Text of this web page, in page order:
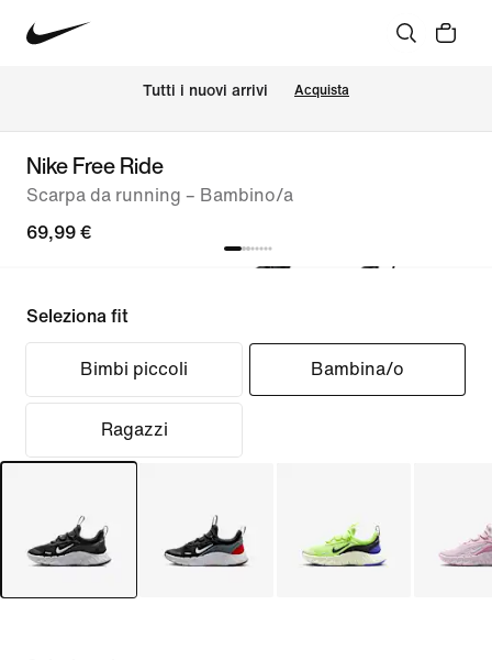
Tutti i nuovi arrivi Acquista
Nike Free Ride
Scarpa da running – Bambino/a
69,99 €
Seleziona fit
Bimbi piccoli Bambina/o
Ragazzi